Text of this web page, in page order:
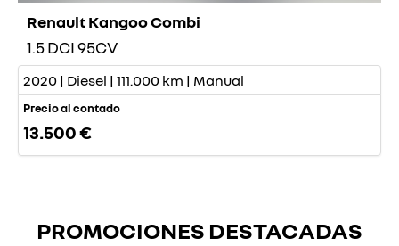
Renault Kangoo Combi
1.5 DCI 95CV
2020 | Diesel | 111.000 km | Manual
Precio al contado
13.500 €
PROMOCIONES DESTACADAS